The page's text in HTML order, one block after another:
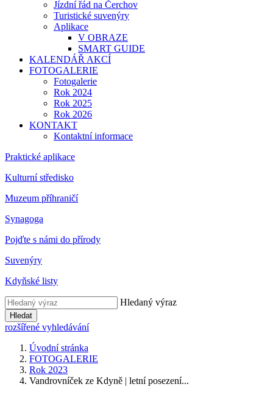
Jízdní řád na Čerchov
Turistické suvenýry
Aplikace
V OBRAZE
SMART GUIDE
KALENDÁŘ AKCÍ
FOTOGALERIE
Fotogalerie
Rok 2024
Rok 2025
Rok 2026
KONTAKT
Kontaktní informace
Praktické aplikace
Kulturní středisko
Muzeum příhraničí
Synagoga
Pojďte s námi do přírody
Suvenýry
Kdyňské listy
Hledaný výraz
Hledat
rozšířené vyhledávání
Úvodní stránka
FOTOGALERIE
Rok 2023
Vandrovníček ze Kdyně | letní posezení...